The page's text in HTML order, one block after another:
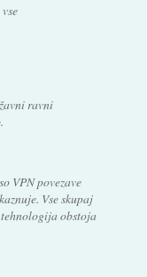
ravni
VPN povezave
Vse skupaj
obstoja